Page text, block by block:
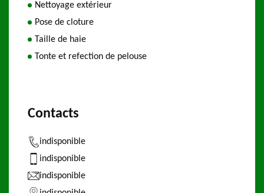
Nettoyage extérieur
Pose de cloture
Taille de haie
Tonte et refection de pelouse
Contacts
indisponible
indisponible
indisponible